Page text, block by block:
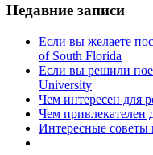
Недавние записи
Если вы желаете
of South Florida
Если вы решили
University
Чем интересен для
Чем привлекателен
Интересные советы